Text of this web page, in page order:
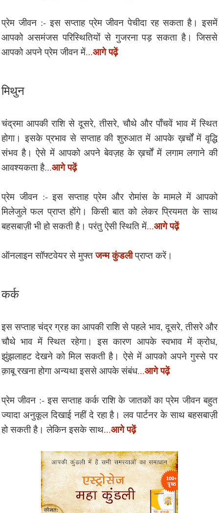
प्रेम जीवन :- इस सप्ताह प्रेम जीवन पेचीदा रह सकता है। इसमें
आपको असमंजस परिस्थितियों से गुजरना पड़ सकता है। जिससे
आपको अपने प्रेम जीवन में...आगे पढ़ें
मिथुन
चंद्रमा आपकी राशि से दूसरे, तीसरे, चौथे और पाँचवें भाव में स्थित
होगा। इसके प्रभाव से सप्ताह की शुरुआत में आपके ख़र्चों में वृद्धि
संभव है। ऐसे में आपको अपने बेवज़ह के ख़र्चों में लगाम लगाने की
आवश्यकता है...आगे पढ़ें
प्रेम जीवन :- इस सप्ताह प्रेम और रोमांस के मामले में आपको
मिलेजुले फल प्राप्त होंगे। किसी बात को लेकर प्रियमत के साथ
बहसबाज़ी भी हो सकती है। परंतु ऐसी स्थिति में...आगे पढ़ें
ऑनलाइन सॉफ्टवेयर से मुफ्तजन्म कुंडलीप्राप्त करें।
कर्क
इस सप्ताह चंद्र ग्रह का आपकी राशि से पहले भाव, दूसरे, तीसरे और
चौथे भाव में स्थित रहेगा। इस कारण आपके स्वभाव में क्रोध,
झुंझलाहट देखने को मिल सकती है। ऐसे में आपको अपने गुस्से पर
क़ाबू रखना होगा अन्यथा इससे आपके संबंध...आगे पढ़ें
प्रेम जीवन :- इस सप्ताह कर्क राशि के जातकों का प्रेम जीवन बहुत
ज्यादा अनुकूल दिखाई नहीं दे रहा है। लव पार्टनर के साथ बहसबाज़ी
हो सकती है। लेकिन इसके साथ...आगे पढ़ें